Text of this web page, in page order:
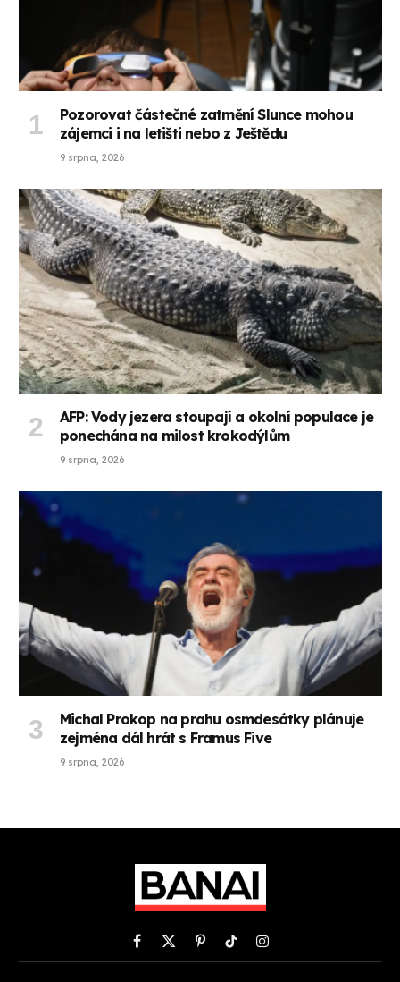
Pozorovat částečné zatmění Slunce mohou
zájemci i na letišti nebo z Ještědu
9 srpna, 2026
AFP: Vody jezera stoupají a okolní populace je
ponechána na milost krokodýlům
9 srpna, 2026
Michal Prokop na prahu osmdesátky plánuje
zejména dál hrát s Framus Five
9 srpna, 2026
Facebook
X
(Twitter)
PinterestTikTokInstagram